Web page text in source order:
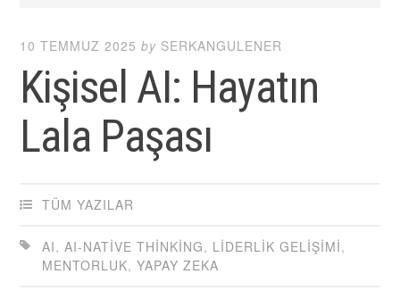
10 TEMMUZ 2025 by SERKANGULENER
Kişisel AI: Hayatın
Lala Paşası
TÜM YAZILAR
AI,AI-NATIVE THINKING, LIDERLIK GELIŞIMI,
MENTORLUK,YAPAY ZEKA